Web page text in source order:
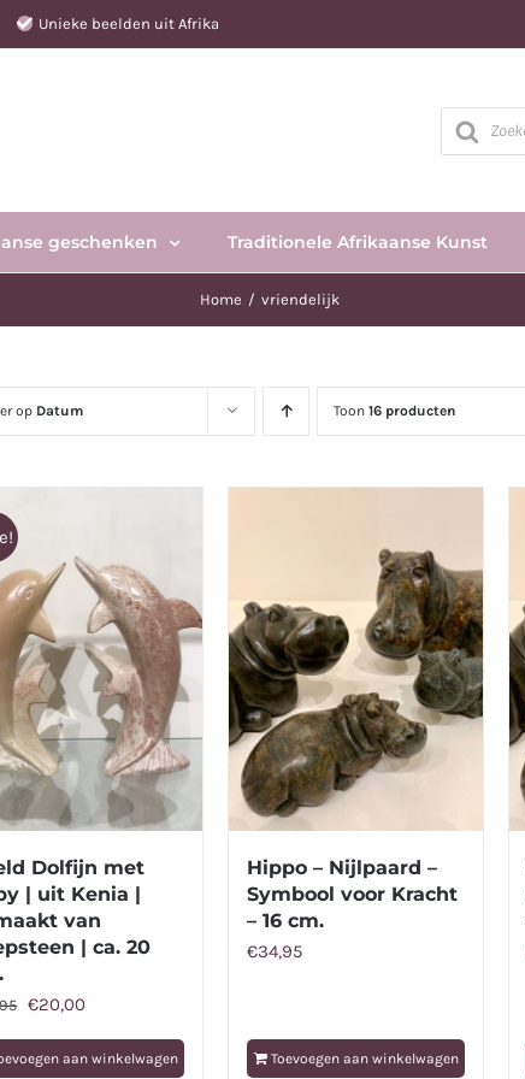
Unieke beelden uit Afrika
Producten
zoeken
geschenken Traditionele Afrikaanse Kunst
Home vriendelijk
op Datum Toon16 producten
Dolfijn met
| uit Kenia |
van
| ca. 20
Oorspronkelijke
prijs
was:
€20,00
prijs
is:
aan winkelwagen
Hippo – Nijlpaard –
Symbool voor Kracht
– 16 cm.
€34,95
Toevoegen aan winkelwagen